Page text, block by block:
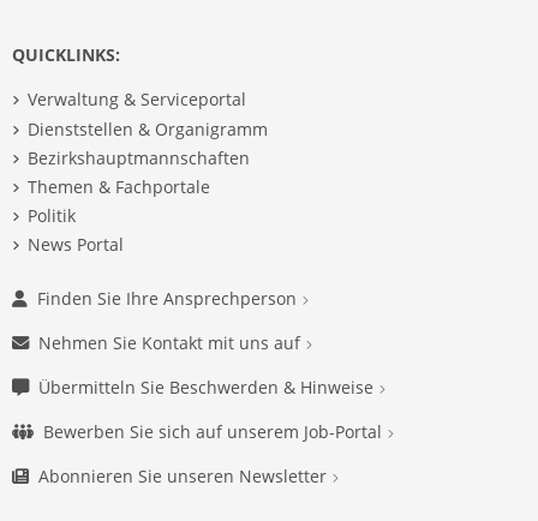
QUICKLINKS:
Verwaltung & Serviceportal
Dienststellen & Organigramm
Bezirkshauptmannschaften
Themen & Fachportale
Politik
News Portal
Finden Sie Ihre Ansprechperson
Nehmen Sie Kontakt mit uns auf
Übermitteln Sie Beschwerden & Hinweise
Bewerben Sie sich auf unserem Job-Portal
Abonnieren Sie unseren Newsletter